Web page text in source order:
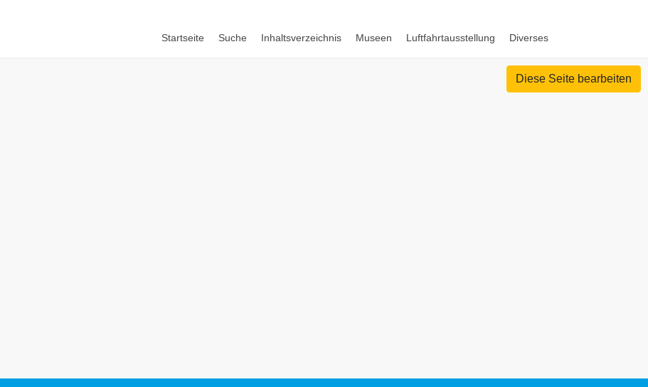
Startseite Suche Inhaltsverzeichnis Museen Luftfahrtausstellung Diverses
Diese Seite bearbeiten